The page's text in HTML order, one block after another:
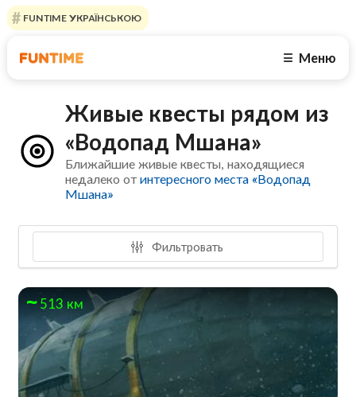
FUNTIME УКРАЇНСЬКОЮ
☰ Меню
Живые квесты рядом из
«Водопад Мшана»
Ближайшие живые квесты, находящиеся
недалеко отинтересного места «Водопад
Мшана»
Фильтровать
513 км